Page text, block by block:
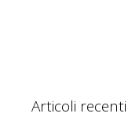
Articoli recenti